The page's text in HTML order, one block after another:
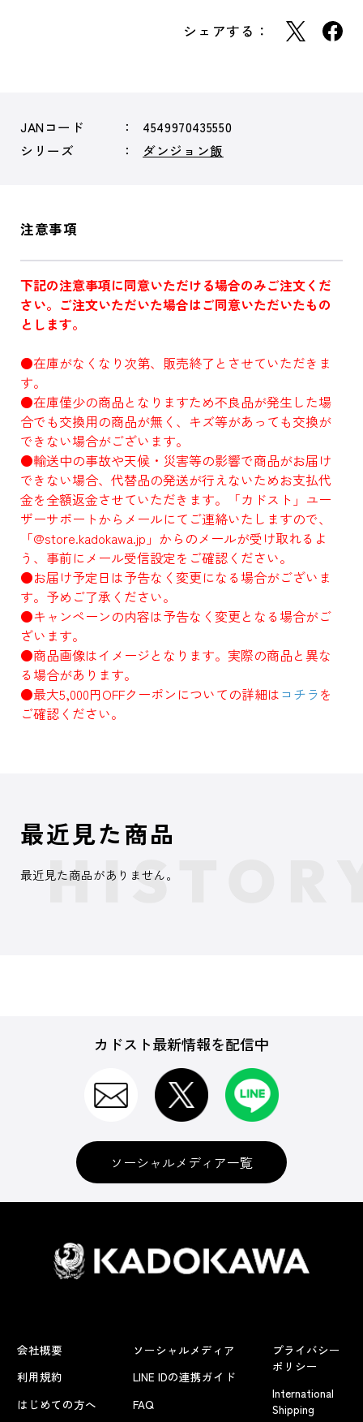
シェアする：
JANコード
4549970435550
シリーズ
ダンジョン飯
注意事項
下記の注意事項に同意いただける場合のみご注文くだ
さい。ご注文いただいた場合はご同意いただいたもの
とします。
●在庫がなくなり次第、販売終了とさせていただきま
す。
●在庫僅少の商品となりますため不良品が発生した場
合でも交換用の商品が無く、キズ等があっても交換が
できない場合がございます。
●輸送中の事故や天候・災害等の影響で商品がお届け
できない場合、代替品の発送が行えないためお支払代
金を全額返金させていただきます。「カドスト」ユー
ザーサポートからメールにてご連絡いたしますので、
「@store.kadokawa.jp」からのメールが受け取れるよ
う、事前にメール受信設定をご確認ください。
●お届け予定日は予告なく変更になる場合がございま
す。予めご了承ください。
●キャンペーンの内容は予告なく変更となる場合がご
ざいます。
●商品画像はイメージとなります。実際の商品と異な
る場合があります。
●最大5,000円OFFクーポンについての詳細はコチラを
ご確認ください。
最近見た商品
最近見た商品がありません。
カドスト最新情報を配信中
ソーシャルメディア一覧
会社概要
利用規約
はじめての方へ
ソーシャルメディア
LINE IDの連携ガイド
FAQ
プライバシー
ポリシー
International
Shipping